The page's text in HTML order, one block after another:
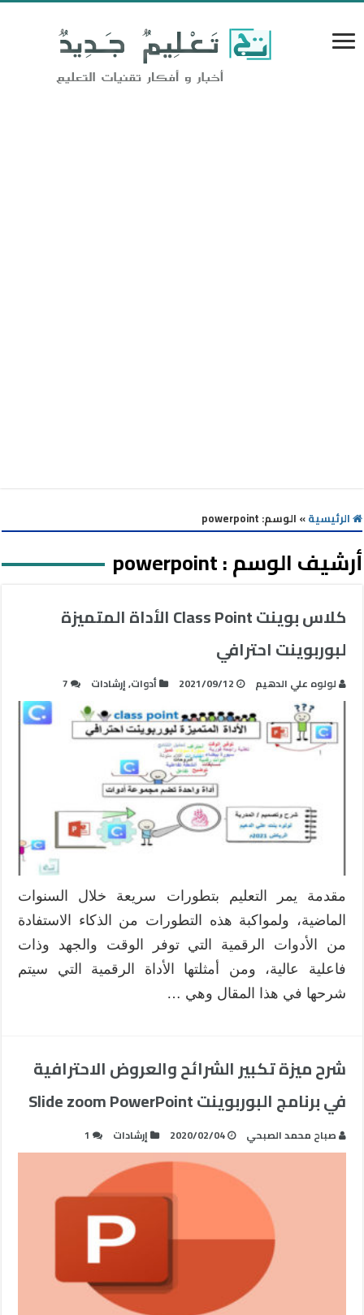
الرئيسية» الوسم: powerpoint
أرشيف الوسم :powerpoint
كلاس بوينت Class Point الأداة المتميزة
لبوربوينت احترافي
لولوه علي الدهيم 2021/09/12 أدوات,إرشادات 7
مقدمة يمر التعليم بتطورات سريعة خلال السنوات
الماضية، ولمواكبة هذه التطورات من الذكاء الاستفادة
من الأدوات الرقمية التي توفر الوقت والجهد وذات
فاعلية عالية، ومن أمثلتها الأداة الرقمية التي سيتم
شرحها في هذا المقال وهي …
شرح ميزة تكبير الشرائح والعروض الاحترافية
في برنامج البوربوينت Slide zoom PowerPoint
صباح محمد الصبحي 2020/02/04 إرشادات 1